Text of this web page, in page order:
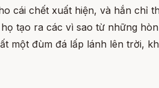
cái chết xuất hiện, và hắn chỉ
tạo ra các vì sao từ những
một đùm đá lấp lánh lên trời,